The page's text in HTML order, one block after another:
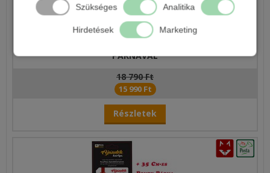
Szükséges Analitika
Hirdetések Marketing
PÁRNÁVAL
18 790 Ft
15 990 Ft
Részletek